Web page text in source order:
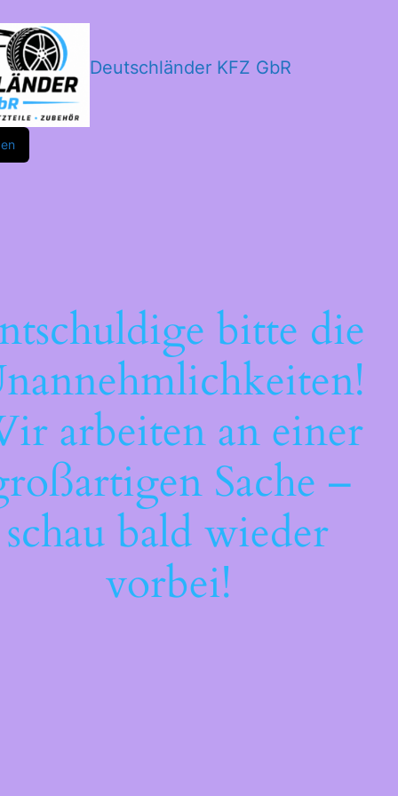
Deutschländer KFZ GbR
bitte die
arbeiten an einer
Sache –
schau bald wieder
vorbei!